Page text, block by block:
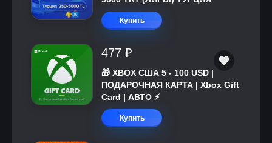
Купить
477 ₽
🎁 XBOX США 5 - 100 USD |
ПОДАРОЧНАЯ КАРТА | Xbox Gift
Card | АВТО ⚡
Купить